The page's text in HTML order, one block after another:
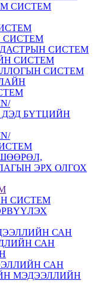
СИСТЕМ
СИСТЕМ
СИСТЕМ
СИСТЕМ
СИСТЕМ
БҮТЦИЙН
ЭРХ ОЛГОХ
СИСТЕМ
САН
САН
САН
МЭДЭЭЛЛИЙН